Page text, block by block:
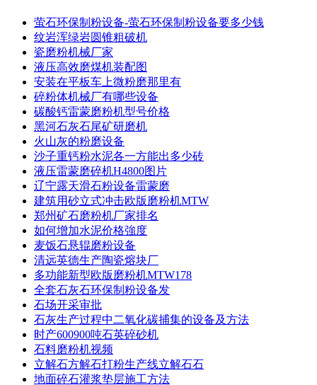
萤石环保制粉设备-萤石环保制粉设备要多少钱
纹岩浑绿岩圆锥粗破机
瓷磨粉机械厂家
液压高效磨煤机装配图
安装在平板车上微粉磨那里有
碎粉体机械厂有哪些设备
碳酸钙雷蒙磨粉机型号价格
黑河石灰石尾矿研磨机
火山灰的粉磨设备
沙子重钙粉水泥各一方能出多少砖
液压雷蒙磨碎机H4800图片
辽宁露天滑石粉设备雷蒙磨
建筑用砂立式冲击欧版磨粉机MTW
郑州矿石磨粉机厂家排名
如何增加水泥价格強度
麦饭石悬辊磨粉设备
清远英德生产陶瓷熔块厂
多功能新型欧版磨粉机MTW178
全套石灰石环保制粉设备发
石场开采审批
石灰生产过程中二氧化碳捕集的设备及方法
时产600900吨石英碎砂机
石料磨粉机视频
立解石方解石打粉生产线立解石石
地面碎石灌浆垫层施工方法